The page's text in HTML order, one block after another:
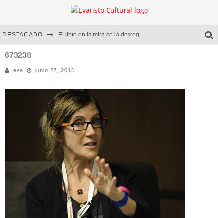
DESTACADO El libro en la mira de la desregulación
Diego Meret | Hotel Acapulco
Alejandra Correa | La nieve
673238
eva junio 22, 2015